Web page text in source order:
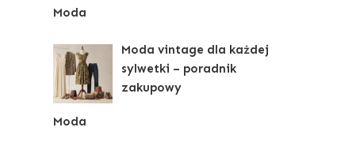
Moda
Moda vintage dla każdej
sylwetki – poradnik
zakupowy
Moda